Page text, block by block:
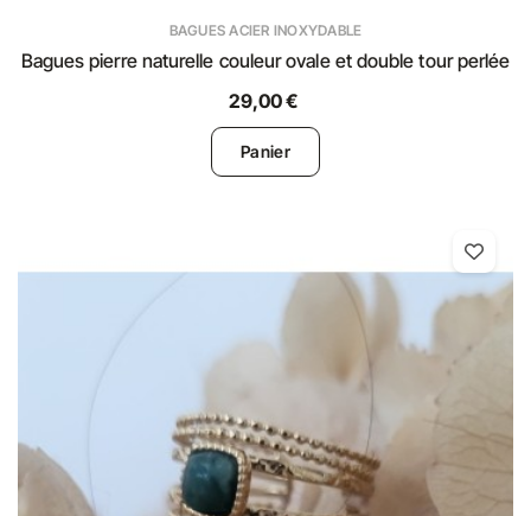
BAGUES ACIER INOXYDABLE
Bagues pierre naturelle couleur ovale et double tour perlée
29,00 €
Panier